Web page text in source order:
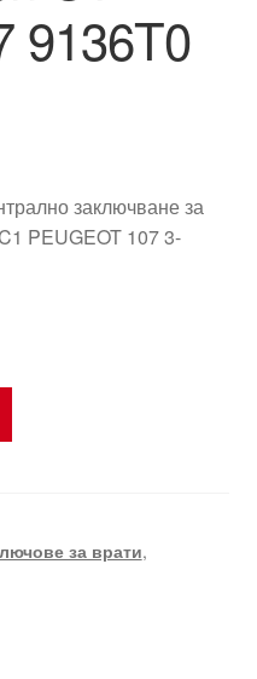
9136T0
заключване за
PEUGEOT 107 3-
за врати,